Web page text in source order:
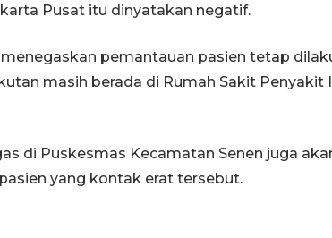
Pusat itu dinyatakan negatif.
pemantauan pasien tetap
masih berada di Rumah Sakit Penyakit
di Puskesmas Kecamatan Senen juga
yang kontak erat tersebut.
Pameran